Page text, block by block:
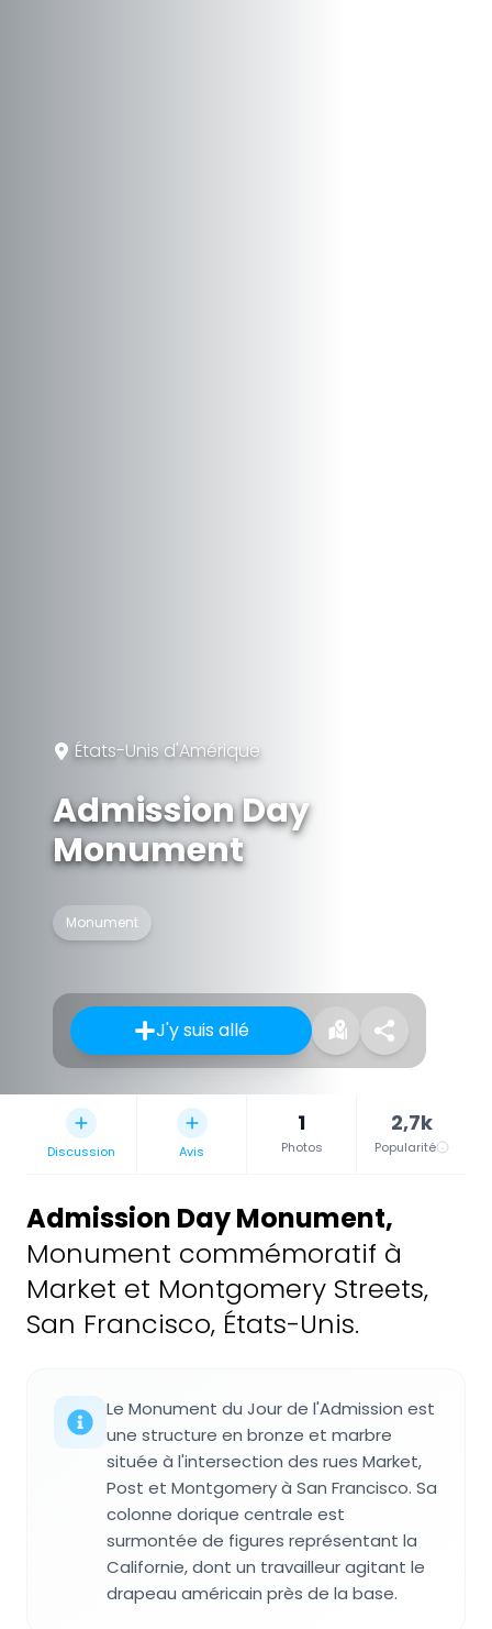
États-Unis d'Amérique
Admission Day
Monument
Monument
J'y suis allé
Discussion Avis
1
Photos
2,7k
Popularité
Admission Day Monument,
Monument commémoratif à
Market et Montgomery Streets,
San Francisco, États-Unis.
Le Monument du Jour de l'Admission est
une structure en bronze et marbre
située à l'intersection des rues Market,
Post et Montgomery à San Francisco. Sa
colonne dorique centrale est
surmontée de figures représentant la
Californie, dont un travailleur agitant le
drapeau américain près de la base.